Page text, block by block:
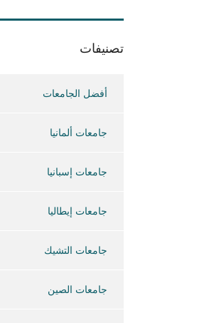
تصنيفات
أفضل الجامعات
جامعات ألمانيا
جامعات إسبانيا
جامعات إيطاليا
جامعات التشيك
جامعات الصين